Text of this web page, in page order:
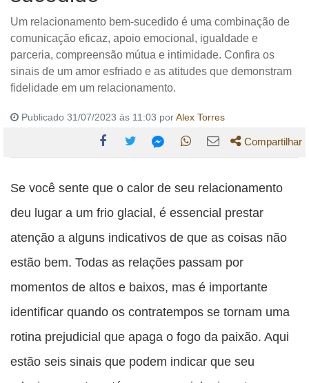
Um relacionamento bem-sucedido é uma combinação de
comunicação eficaz, apoio emocional, igualdade e
parceria, compreensão mútua e intimidade. Confira os
sinais de um amor esfriado e as atitudes que demonstram
fidelidade em um relacionamento.
Publicado 31/07/2023 às 11:03 porAlex Torres
esta
publicação
esta
publicação
esta
publicação
esta
publicação
WhatsApp
esta
publicação
Compartilhar
Se você sente que o calor de seu relacionamento
deu lugar a um frio glacial, é essencial prestar
atenção a alguns indicativos de que as coisas não
estão bem. Todas as relações passam por
momentos de altos e baixos, mas é importante
identificar quando os contratempos se tornam uma
rotina prejudicial que apaga o fogo da paixão. Aqui
estão seis sinais que podem indicar que seu